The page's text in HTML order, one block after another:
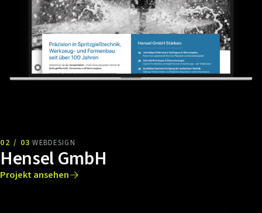
02 / 03 WEBDESIGN
Hensel GmbH
Projekt ansehen